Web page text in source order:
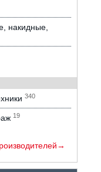
накидные,
340
19